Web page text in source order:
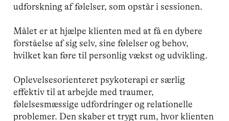
udforskning af følelser, som opstår i sessionen.
Målet er at hjælpe klienten med at få en dybere
forståelse af sig selv, sine følelser og behov,
hvilket kan føre til personlig vækst og udvikling.
Oplevelsesorienteret psykoterapi er særlig
effektiv til at arbejde med traumer,
følelsesmæssige udfordringer og relationelle
problemer. Den skaber et trygt rum, hvor klienten